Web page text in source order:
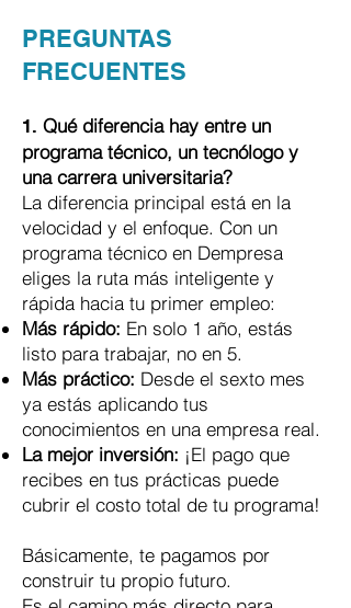
PREGUNTAS
FRECUENTES
1. Qué diferencia hay entre un
programa técnico, un tecnólogo y
una carrera universitaria?
La diferencia principal está en la
velocidad y el enfoque. Con un
programa técnico en Dempresa
eliges la ruta más inteligente y
rápida hacia tu primer empleo:
Más rápido: En solo 1 año, estás
listo para trabajar, no en 5.
Más práctico: Desde el sexto mes
ya estás aplicando tus
conocimientos en una empresa real.
La mejor inversión: ¡El pago que
recibes en tus prácticas puede
cubrir el costo total de tu programa!
Básicamente, te pagamos por
construir tu propio futuro.